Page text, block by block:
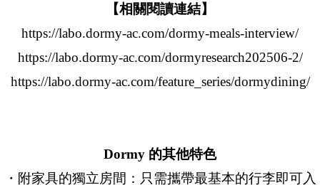
【相關閱讀連結】
https://labo.dormy-ac.com/dormy-meals-interview/
https://labo.dormy-ac.com/dormyresearch202506-2/
https://labo.dormy-ac.com/feature_series/dormydining/
Dormy 的其他特色
・附家具的獨立房間：只需攜帶最基本的行李即可入